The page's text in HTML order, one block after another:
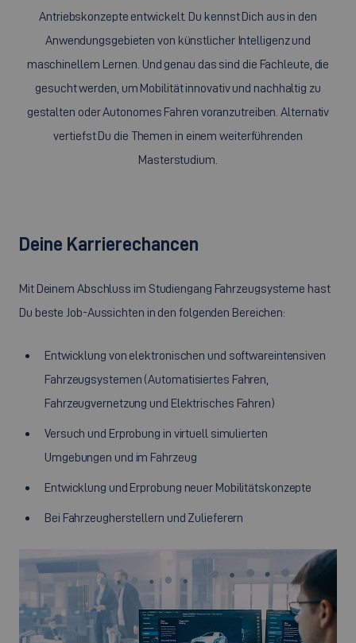
Antriebskonzepte entwickelt. Du kennst Dich aus in den
Anwendungsgebieten von künstlicher Intelligenz und
maschinellem Lernen. Und genau das sind die Fachleute, die
gesucht werden, um Mobilität innovativ und nachhaltig zu
gestalten oder Autonomes Fahren voranzutreiben. Alternativ
vertiefst Du die Themen in einem weiterführenden
Masterstudium.
Deine Karrierechancen
Mit Deinem Abschluss im Studiengang Fahrzeugsysteme hast
Du beste Job-Aussichten in den folgenden Bereichen:
Entwicklung von elektronischen und softwareintensiven
Fahrzeugsystemen (Automatisiertes Fahren,
Fahrzeugvernetzung und Elektrisches Fahren)
Versuch und Erprobung in virtuell simulierten
Umgebungen und im Fahrzeug
Entwicklung und Erprobung neuer Mobilitätskonzepte
Bei Fahrzeugherstellern und Zulieferern